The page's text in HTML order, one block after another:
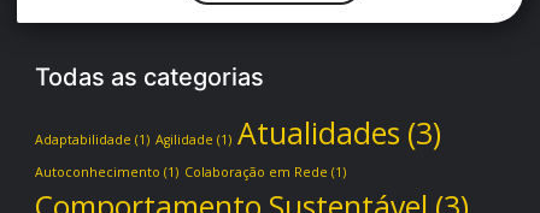
Todas as categorias
Adaptabilidade (1) Agilidade (1) Atualidades (3)
Autoconhecimento (1) Colaboração em Rede (1)